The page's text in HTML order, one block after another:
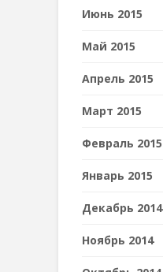
Июнь 2015
Май 2015
Апрель 2015
Март 2015
Февраль 2015
Январь 2015
Декабрь 2014
Ноябрь 2014